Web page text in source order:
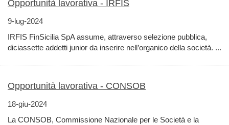
Opportunità lavorativa - IRFIS
9-lug-2024
IRFIS FinSicilia SpA assume, attraverso selezione pubblica,
diciassette addetti junior da inserire nell’organico della società. ...
Opportunità lavorativa - CONSOB
18-giu-2024
La CONSOB, Commissione Nazionale per le Società e la